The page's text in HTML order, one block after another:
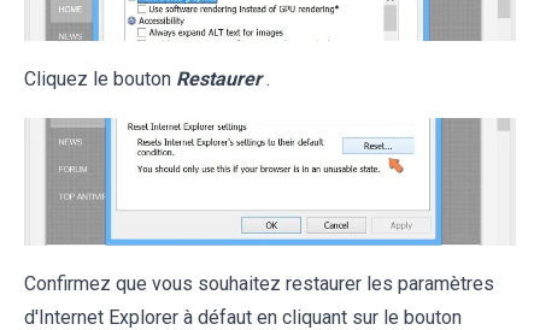
Cliquez le bouton Restaurer .
Confirmez que vous souhaitez restaurer les paramètres
d'Internet Explorer à défaut en cliquant sur le bouton